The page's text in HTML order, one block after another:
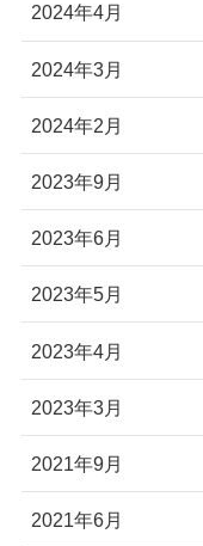
2024年4月
2024年3月
2024年2月
2023年9月
2023年6月
2023年5月
2023年4月
2023年3月
2021年9月
2021年6月